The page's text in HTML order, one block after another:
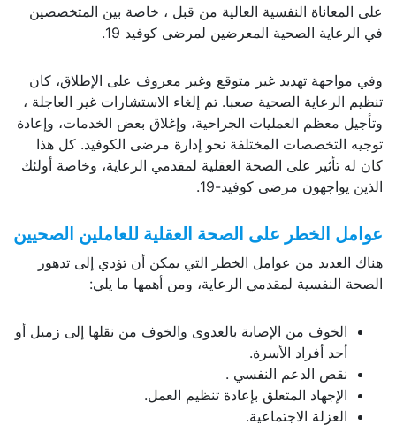
على المعاناة النفسية العالية من قبل ، خاصة بين المتخصصين
في الرعاية الصحية المعرضين لمرضى كوفيد 19.
وفي مواجهة تهديد غير متوقع وغير معروف على الإطلاق، كان
تنظيم الرعاية الصحية صعبا. تم إلغاء الاستشارات غير العاجلة ،
وتأجيل معظم العمليات الجراحية، وإغلاق بعض الخدمات، وإعادة
توجيه التخصصات المختلفة نحو إدارة مرضى الكوفيد. كل هذا
كان له تأثير على الصحة العقلية لمقدمي الرعاية، وخاصة أولئك
الذين يواجهون مرضى كوفيد-19.
عوامل الخطر على الصحة العقلية للعاملين الصحيين
هناك العديد من عوامل الخطر التي يمكن أن تؤدي إلى تدهور
الصحة النفسية لمقدمي الرعاية، ومن أهمها ما يلي:
الخوف من الإصابة بالعدوى والخوف من نقلها إلى زميل أو
أحد أفراد الأسرة.
نقص الدعم النفسي .
الإجهاد المتعلق بإعادة تنظيم العمل.
العزلة الاجتماعية.